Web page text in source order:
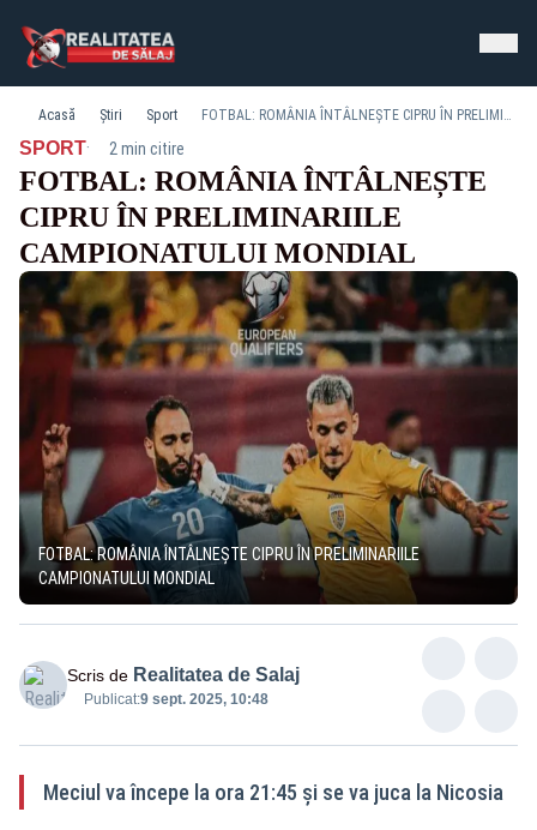
Acasă Știri Sport FOTBAL: ROMÂNIA ÎNTÂLNEȘTE CIPRU ÎN PRELIMINARIILE CAMPIONATULUI MONDIAL
SPORT· 2 min citire
FOTBAL: ROMÂNIA ÎNTÂLNEȘTE
CIPRU ÎN PRELIMINARIILE
CAMPIONATULUI MONDIAL
FOTBAL: ROMÂNIA ÎNTÂLNEȘTE CIPRU ÎN PRELIMINARIILE
CAMPIONATULUI MONDIAL
Scris de Realitatea de Salaj
Publicat:9 sept. 2025, 10:48
Meciul va începe la ora 21:45 și se va juca la Nicosia